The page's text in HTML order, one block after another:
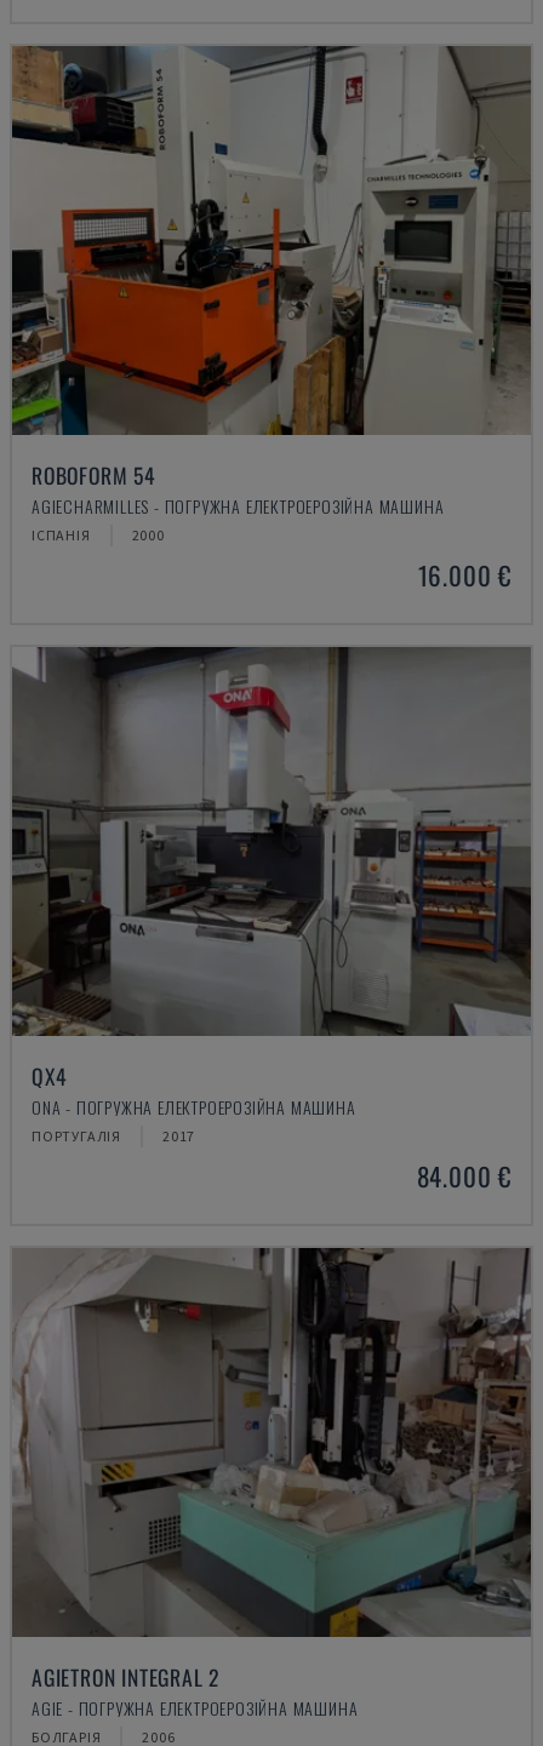
ROBOFORM 54
AGIECHARMILLES - ПОГРУЖНА ЕЛЕКТРОЕРОЗІЙНА МАШИНА
ІСПАНІЯ 2000
16.000 €
QX4
ONA - ПОГРУЖНА ЕЛЕКТРОЕРОЗІЙНА МАШИНА
ПОРТУГАЛІЯ 2017
84.000 €
AGIETRON INTEGRAL 2
AGIE - ПОГРУЖНА ЕЛЕКТРОЕРОЗІЙНА МАШИНА
БОЛГАРІЯ 2006